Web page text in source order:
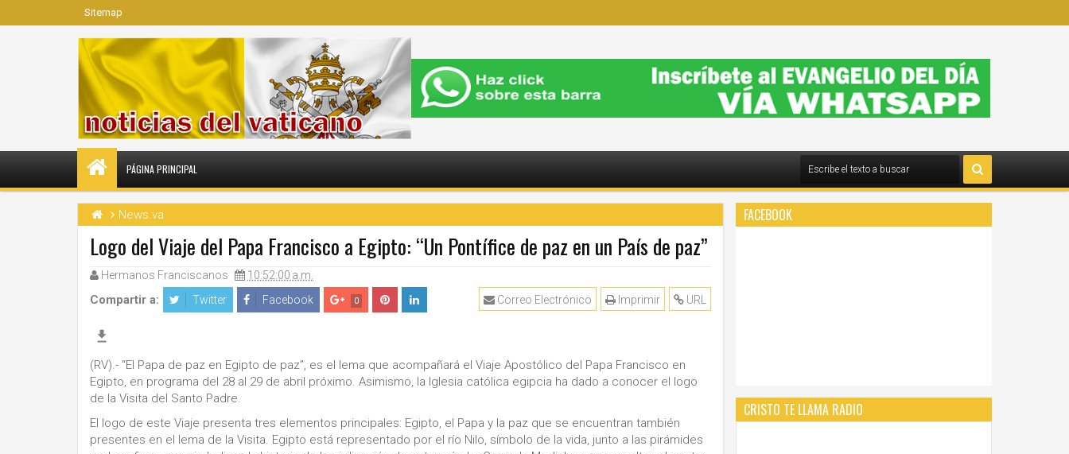
Sitemap
PÁGINA PRINCIPAL
News.va
Logo del Viaje del Papa Francisco a Egipto: “Un Pontífice de paz en un País de paz”
Hermanos Franciscanos 10:52:00 a.m.
Compartir a: Twitter Facebook 0 URL
Imprimir
Correo Electrónico
(RV).- “El Papa de paz en Egipto de paz”, es el lema que acompañará el Viaje Apostólico del Papa Francisco en
Egipto, en programa del 28 al 29 de abril próximo. Asimismo, la Iglesia católica egipcia ha dado a conocer el logo
de la Visita del Santo Padre.
El logo de este Viaje presenta tres elementos principales: Egipto, el Papa y la paz que se encuentran también
presentes en el lema de la Visita. Egipto está representado por el río Nilo, símbolo de la vida, junto a las pirámides
FACEBOOK
CRISTO TE LLAMA RADIO